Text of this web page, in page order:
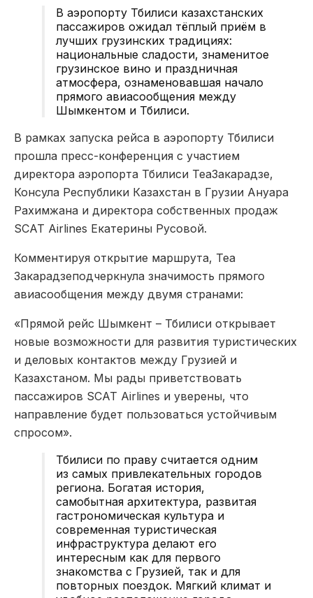
В аэропорту Тбилиси казахстанских
пассажиров ожидал тёплый приём в
лучших грузинских традициях:
национальные сладости, знаменитое
грузинское вино и праздничная
атмосфера, ознаменовавшая начало
прямого авиасообщения между
Шымкентом и Тбилиси.
В рамках запуска рейса в аэропорту Тбилиси
прошла пресс-конференция с участием
директора аэропорта Тбилиси ТеаЗакарадзе,
Консула Республики Казахстан в Грузии Ануара
Рахимжана и директора собственных продаж
SCAT Airlines Екатерины Русовой.
Комментируя открытие маршрута, Теа
Закарадзеподчеркнула значимость прямого
авиасообщения между двумя странами:
«Прямой рейс Шымкент – Тбилиси открывает
новые возможности для развития туристических
и деловых контактов между Грузией и
Казахстаном. Мы рады приветствовать
пассажиров SCAT Airlines и уверены, что
направление будет пользоваться устойчивым
спросом».
Тбилиси по праву считается одним
из самых привлекательных городов
региона. Богатая история,
самобытная архитектура, развитая
гастрономическая культура и
современная туристическая
инфраструктура делают его
интересным как для первого
знакомства с Грузией, так и для
повторных поездок. Мягкий климат и